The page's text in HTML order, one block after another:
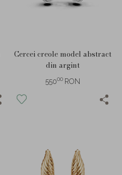
Cercei creole model abstract
din argint
55000 RON